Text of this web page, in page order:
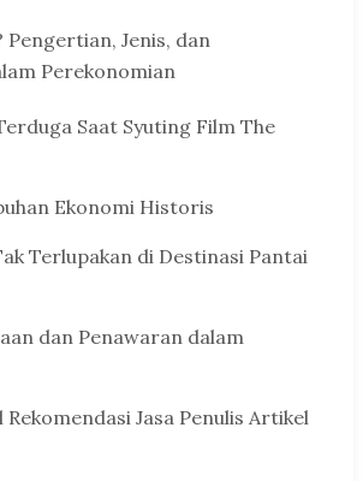
Pengertian, Jenis, dan
Perekonomian
Saat Syuting Film The
Ekonomi Historis
Terlupakan di Destinasi Pantai
dan Penawaran dalam
Jasa Penulis Artikel